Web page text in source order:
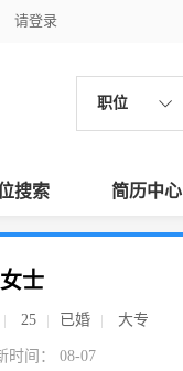
请登录
职位
搜索 简历中心
士
25 已婚 大专
时间： 08-07